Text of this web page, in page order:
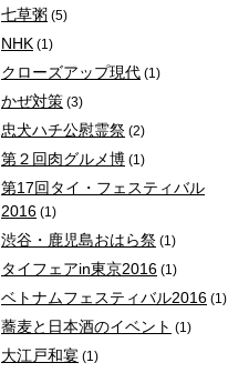
七草粥 (5)
NHK (1)
クローズアップ現代 (1)
かぜ対策 (3)
忠犬ハチ公慰霊祭 (2)
第２回肉グルメ博 (1)
第17回タイ・フェスティバル
2016 (1)
渋谷・鹿児島おはら祭 (1)
タイフェアin東京2016 (1)
ベトナムフェスティバル2016 (1)
蕎麦と日本酒のイベント (1)
大江戸和宴 (1)